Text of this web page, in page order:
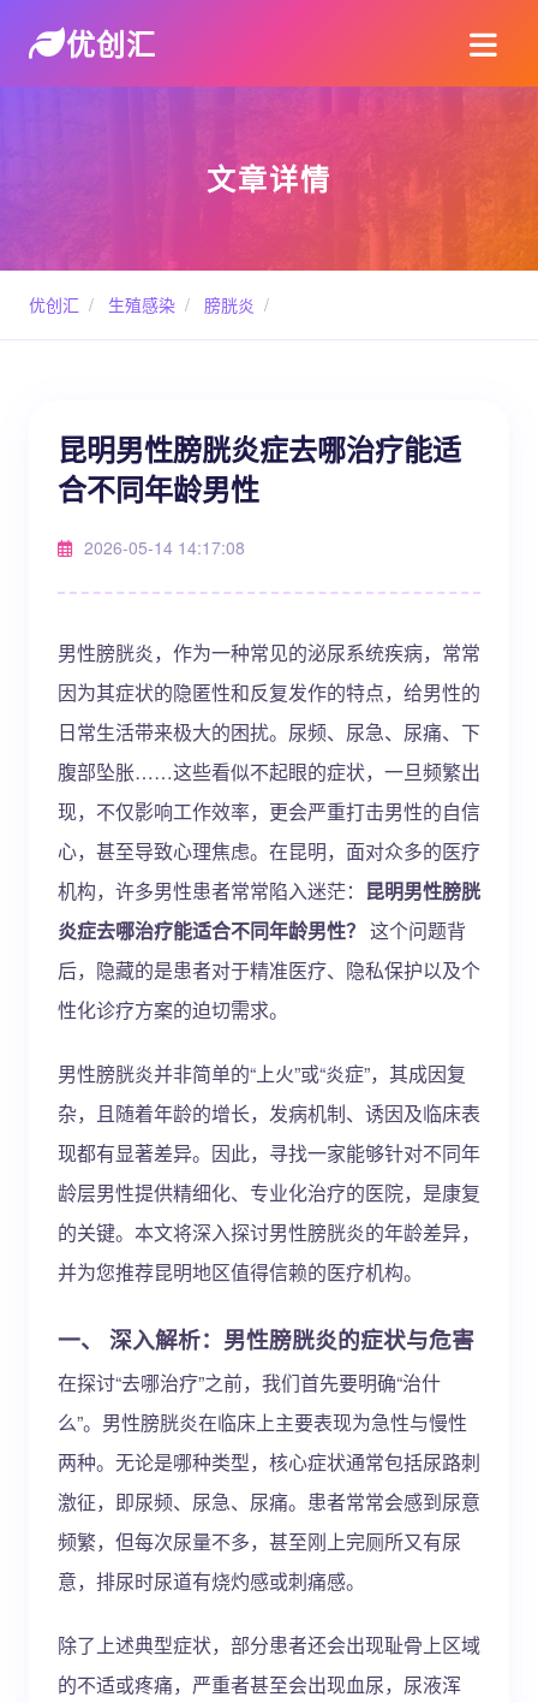
优创汇
文章详情
优创汇 / 生殖感染 / 膀胱炎 /
昆明男性膀胱炎症去哪治疗能适
合不同年龄男性
2026-05-14 14:17:08
男性膀胱炎，作为一种常见的泌尿系统疾病，常常
因为其症状的隐匿性和反复发作的特点，给男性的
日常生活带来极大的困扰。尿频、尿急、尿痛、下
腹部坠胀……这些看似不起眼的症状，一旦频繁出
现，不仅影响工作效率，更会严重打击男性的自信
心，甚至导致心理焦虑。在昆明，面对众多的医疗
机构，许多男性患者常常陷入迷茫： 昆明男性膀胱
炎症去哪治疗能适合不同年龄男性？ 这个问题背
后，隐藏的是患者对于精准医疗、隐私保护以及个
性化诊疗方案的迫切需求。
男性膀胱炎并非简单的“上火”或“炎症”，其成因复
杂，且随着年龄的增长，发病机制、诱因及临床表
现都有显著差异。因此，寻找一家能够针对不同年
龄层男性提供精细化、专业化治疗的医院，是康复
的关键。本文将深入探讨男性膀胱炎的年龄差异，
并为您推荐昆明地区值得信赖的医疗机构。
一、 深入解析：男性膀胱炎的症状与危害
在探讨“去哪治疗”之前，我们首先要明确“治什
么”。男性膀胱炎在临床上主要表现为急性与慢性
两种。无论是哪种类型，核心症状通常包括尿路刺
激征，即尿频、尿急、尿痛。患者常常会感到尿意
频繁，但每次尿量不多，甚至刚上完厕所又有尿
意，排尿时尿道有烧灼感或刺痛感。
除了上述典型症状，部分患者还会出现耻骨上区域
的不适或疼痛，严重者甚至会出现血尿，尿液浑